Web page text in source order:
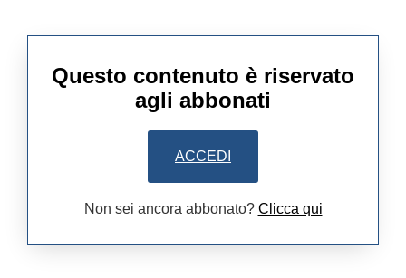
Questo contenuto è riservato
agli abbonati
ACCEDI
Non sei ancora abbonato? Clicca qui